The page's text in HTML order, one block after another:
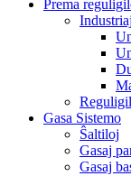
Prema
Gasa Sistemo
Ŝaltiloj
Gasaj
Gasaj